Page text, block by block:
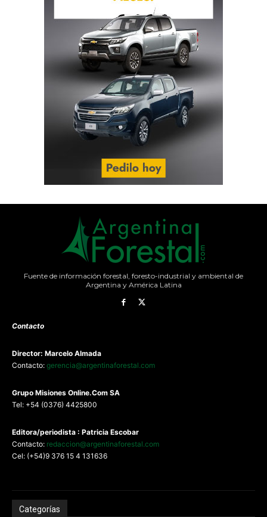
Fuente de información forestal, foresto-industrial y ambiental de
Argentina y América Latina
Contacto
Director: Marcelo Almada
Contacto: gerencia@argentinaforestal.com
Grupo Misiones Online.Com SA
Tel: +54 (0376) 4425800
Editora/periodista : Patricia Escobar
Contacto: redaccion@argentinaforestal.com
Cel: (+54)9 376 15 4 131636
Categorías